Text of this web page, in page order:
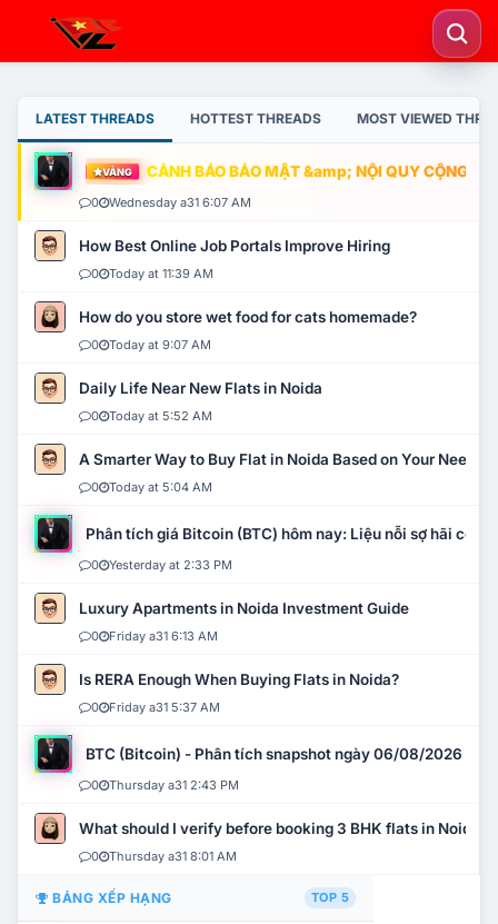
LATEST THREADS HOTTEST THREADS MOST VIEWED
VÀNG CẢNH BÁO BẢO MẬT &amp; NỘI QUY CỘNG
0 Wednesday a31 6:07 AM
How Best Online Job Portals Improve Hiring
0 Today at 11:39 AM
How do you store wet food for cats homemade?
0 Today at 9:07 AM
Daily Life Near New Flats in Noida
0 Today at 5:52 AM
A Smarter Way to Buy Flat in Noida Based on Your Needs
0 Today at 5:04 AM
Phân tích giá Bitcoin (BTC) hôm nay: Liệu nỗi sợ hãi có
0 Yesterday at 2:33 PM
Luxury Apartments in Noida Investment Guide
0 Friday a31 6:13 AM
Is RERA Enough When Buying Flats in Noida?
0 Friday a31 5:37 AM
BTC (Bitcoin) - Phân tích snapshot ngày 06/08/2026
0 Thursday a31 2:43 PM
What should I verify before booking 3 BHK flats in Noida?
0 Thursday a31 8:01 AM
BẢNG XẾP HẠNG TOP 5